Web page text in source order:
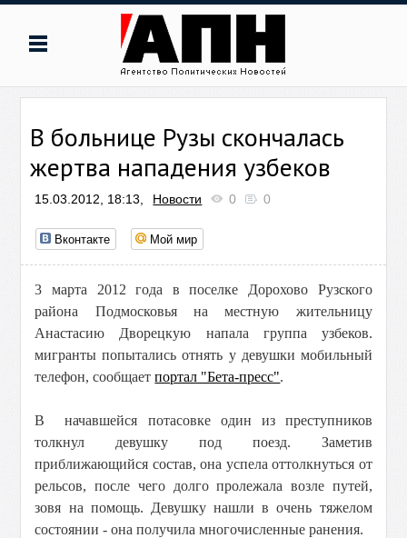
В больнице Рузы скончалась
жертва нападения узбеков
15.03.2012, 18:13, Новости 0 0
Вконтакте Мой мир
3 марта 2012 года в поселке Дорохово Рузского
района Подмосковья на местную жительницу
Анастасию Дворецкую напала группа узбеков.
мигранты попытались отнять у девушки мобильный
телефон, сообщаетпортал "Бета-пресс".
В начавшейся потасовке один из преступников
толкнул девушку под поезд. Заметив
приближающийся состав, она успела оттолкнуться от
рельсов, после чего долго пролежала возле путей,
зовя на помощь. Девушку нашли в очень тяжелом
состоянии - она получила многочисленные ранения.